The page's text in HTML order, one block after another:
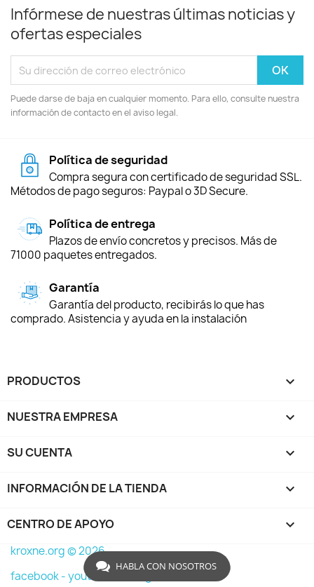
Infórmese de nuestras últimas noticias y
ofertas especiales
Puede darse de baja en cualquier momento. Para ello, consulte nuestra
información de contacto en el aviso legal.
Política de seguridad
Compra segura con certificado de seguridad SSL.
Métodos de pago seguros: Paypal o 3D Secure.
Política de entrega
Plazos de envío concretos y precisos. Más de
71000 paquetes entregados.
Garantía
Garantía del producto, recibirás lo que has
comprado. Asistencia y ayuda en la instalación
PRODUCTOS 
NUESTRA EMPRESA 
SU CUENTA 
INFORMACIÓN DE LA TIENDA keyboard_arrow_down
CENTRO DE APOYO 
kroxne.org © 2026
facebook -youtube -
HABLA CON NOSOTROS